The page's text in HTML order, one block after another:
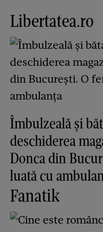
Libertatea.ro
Îmbulzeală și
deschiderea
Donca din
luată cu
Fanatik